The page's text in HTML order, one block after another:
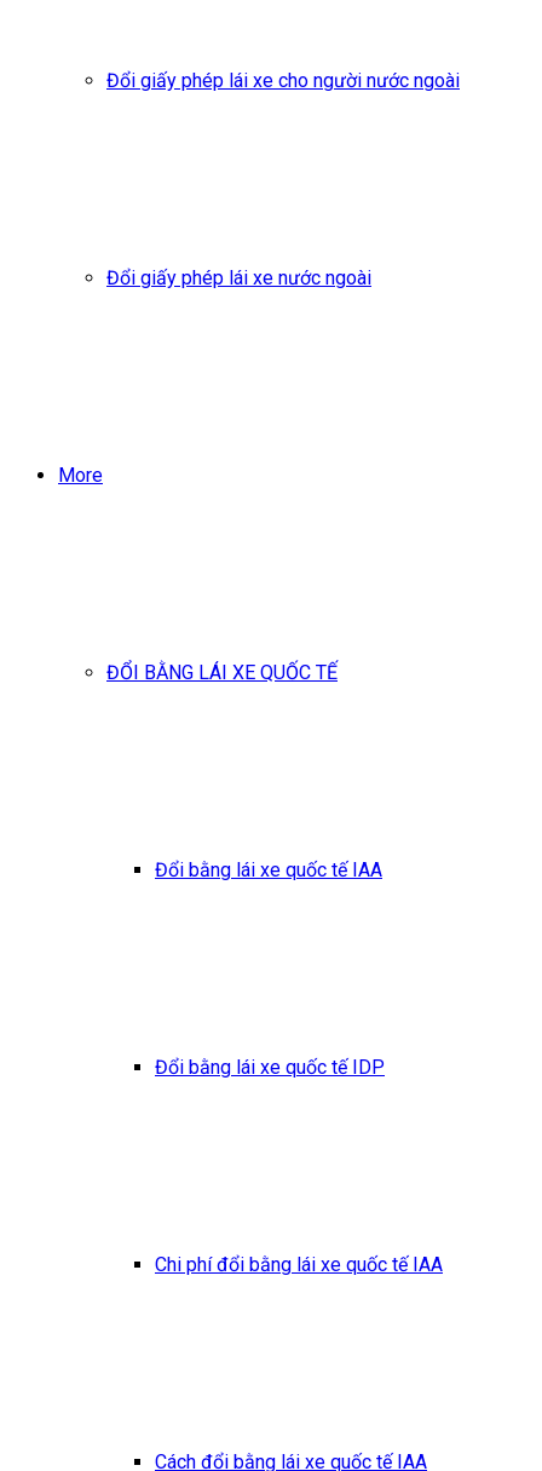
Đổi giấy phép lái xe cho người nước ngoài
Đổi giấy phép lái xe nước ngoài
More
ĐỔI BẰNG LÁI XE QUỐC TẾ
Đổi bằng lái xe quốc tế IAA
Đổi bằng lái xe quốc tế IDP
Chi phí đổi bằng lái xe quốc tế IAA
Cách đổi bằng lái xe quốc tế IAA